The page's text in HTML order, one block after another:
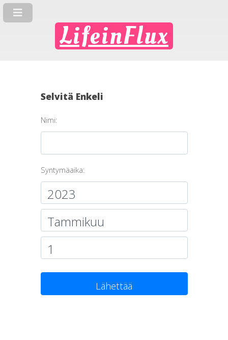
LifeinFlux
Selvitä Enkeli
Nimi:
Syntymäaika:
Lähettää